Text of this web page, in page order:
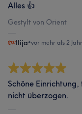
Alles 👍
Gestylt von Orient
Ilija•vor mehr als 2
Schöne
nicht überzogen.